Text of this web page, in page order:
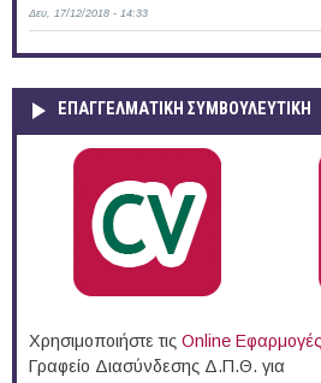
Δευ, 17/12/2018 - 14:33
ΕΠΑΓΓΕΛΜΑΤΙΚΉ ΣΥΜΒΟΥΛΕΥΤΙΚΉ
Χρησιμοποιήστε τις Online Eφαρμογές
Γραφείο Διασύνδεσης Δ.Π.Θ. για